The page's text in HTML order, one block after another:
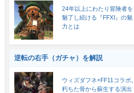
24年以上にわたり冒険者を
魅了し続ける『FFXI』の魅
力とは
逆転の右手（ガチャ）を解説
ウィズダフネ×FF11コラボ。
朽ちた骨から蘇生する演出